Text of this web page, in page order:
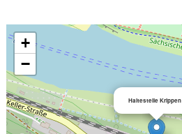
Haltestelle Krippen
+
−